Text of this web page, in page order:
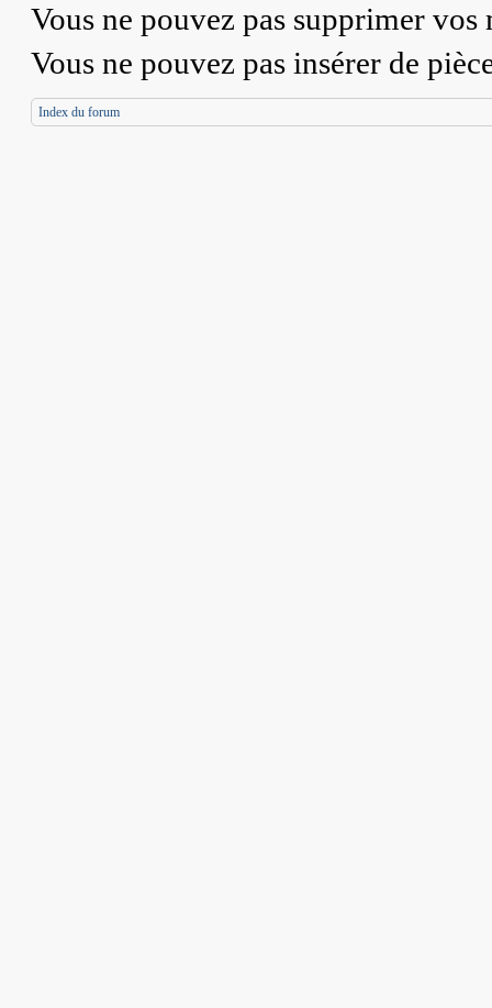
Vous ne pouvez pas supprimer vos
Vous ne pouvez pas insérer de
Index du forum